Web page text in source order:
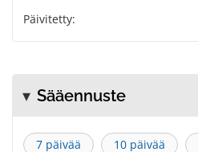
Päivitetty:
Sääennuste
7 päivää 10 päivää